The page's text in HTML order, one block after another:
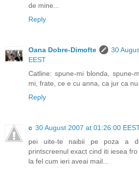
de mine...
Reply
Oana Dobre-Dimofte
30
EEST
Catline: spune-mi blonda, spune-
mi, frate, ce e cu anna, ca jur ca
Reply
c 30 August 2007 at 01:26:00
pei uite-te naibii pe poza a
printscreenul exact cind iti iesea fro
la fel cum ieri aveai mail...